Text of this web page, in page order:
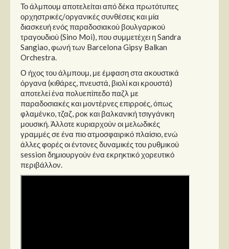
Μουσικοί
Διάφοροι
Εκτός Συνόρων
Νέα
Στήλες
Polls
Small Talk
Blog
Το άλμπουμ αποτελείται από δέκα πρωτότυπες
ορχηστρικές/οργανικές συνθέσεις και μία
διασκευή ενός παραδοσιακού βουλγαρικού
τραγουδιού (Sino Moi), που συμμετέχει η Sandra
Sangiao, φωνή των Barcelona Gipsy Balkan
Orchestra.
Ο ήχος του άλμπουμ, με έμφαση στα ακουστικά
όργανα (κιθάρες, πνευστά, βιολί και κρουστά)
αποτελεί ένα πολυεπίπεδο παζλ με
παραδοσιακές και μοντέρνες επιρροές, όπως
φλαμένκο, τζαζ, ροκ και βαλκανική τσιγγάνικη
μουσική. Άλλοτε κυριαρχούν οι μελωδικές
γραμμές σε ένα πιο ατμοσφαιρικό πλαίσιο, ενώ
άλλες φορές οι έντονες δυναμικές του ρυθμικού
session δημιουργούν ένα εκρηκτικό χορευτικό
περιβάλλον.